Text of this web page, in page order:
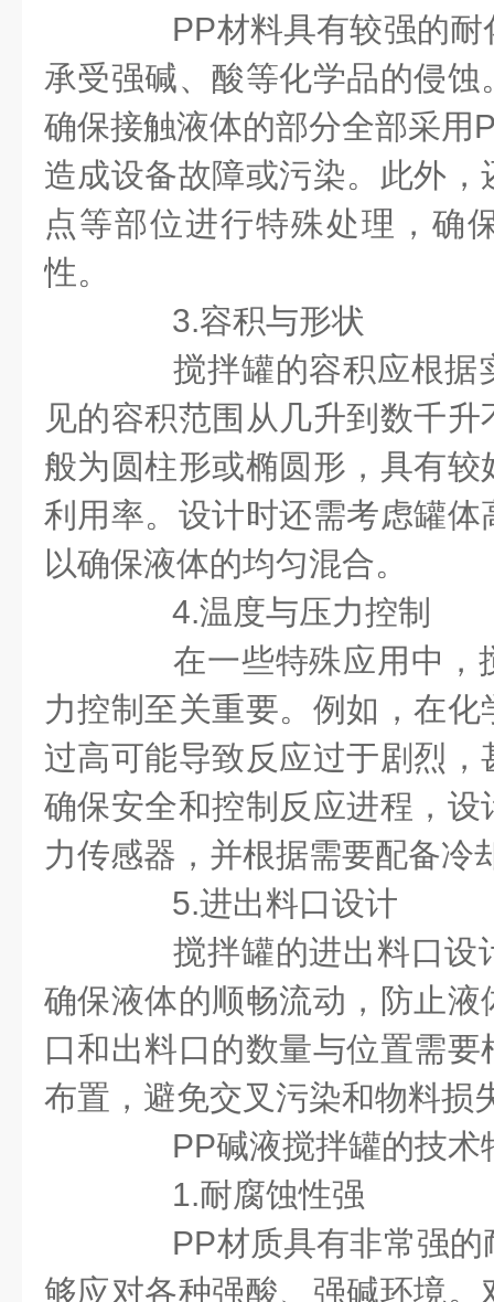
PP材料具有较强的耐
承受强碱、酸等化学品的侵
确保接触液体的部分全部采用
造成设备故障或污染。此外
点等部位进行特殊处理，确
性。
3.容积与形状
搅拌罐的容积应根据
见的容积范围从几升到数千
般为圆柱形或椭圆形，具有
利用率。设计时还需考虑罐
以确保液体的均匀混合。
4.温度与压力控制
在一些特殊应用中，
力控制至关重要。例如，在
过高可能导致反应过于剧烈
确保安全和控制反应进程，
力传感器，并根据需要配备冷
5.进出料口设计
搅拌罐的进出料口设
确保液体的顺畅流动，防止
口和出料口的数量与位置需
布置，避免交叉污染和物料损
PP碱液搅拌罐的技术
1.耐腐蚀性强
PP材质具有非常强的
够应对各种强酸、强碱环境